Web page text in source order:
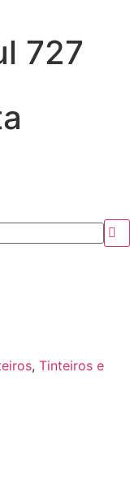
727
, Tinteiros e